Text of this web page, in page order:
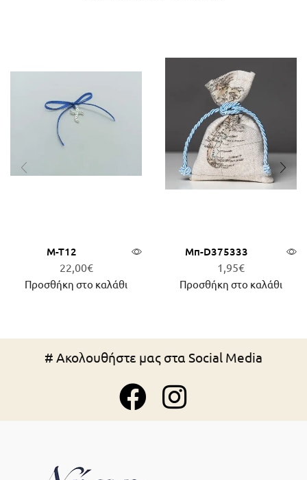
Μ-Τ12
22,00€
Προσθήκη στο καλάθι
Μπ-D375333
1,95€
Προσθήκη στο καλάθι
# Ακολουθήστε μας στα Social Media